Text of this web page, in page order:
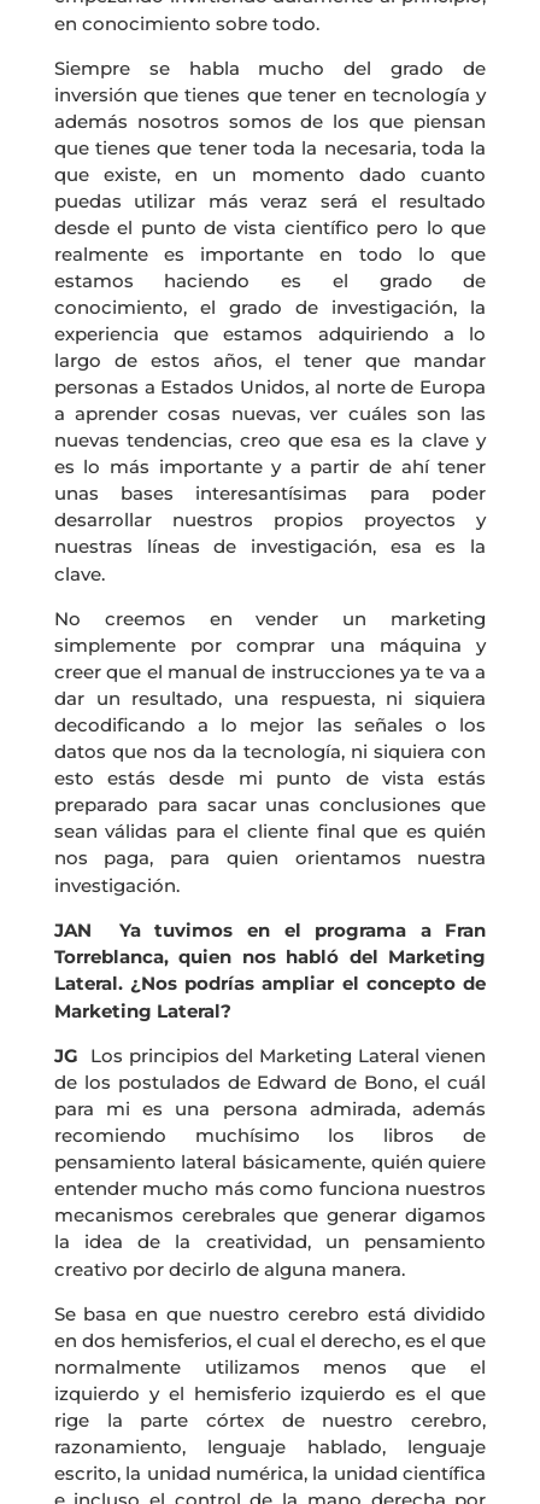
en conocimiento sobre todo.
Siempre se habla mucho del grado de
inversión que tienes que tener en tecnología y
además nosotros somos de los que piensan
que tienes que tener toda la necesaria, toda la
que existe, en un momento dado cuanto
puedas utilizar más veraz será el resultado
desde el punto de vista científico pero lo que
realmente es importante en todo lo que
estamos haciendo es el grado de
conocimiento, el grado de investigación, la
experiencia que estamos adquiriendo a lo
largo de estos años, el tener que mandar
personas a Estados Unidos, al norte de Europa
a aprender cosas nuevas, ver cuáles son las
nuevas tendencias, creo que esa es la clave y
es lo más importante y a partir de ahí tener
unas bases interesantísimas para poder
desarrollar nuestros propios proyectos y
nuestras líneas de investigación, esa es la
clave.
No creemos en vender un marketing
simplemente por comprar una máquina y
creer que el manual de instrucciones ya te va a
dar un resultado, una respuesta, ni siquiera
decodificando a lo mejor las señales o los
datos que nos da la tecnología, ni siquiera con
esto estás desde mi punto de vista estás
preparado para sacar unas conclusiones que
sean válidas para el cliente final que es quién
nos paga, para quien orientamos nuestra
investigación.
JAN Ya tuvimos en el programa a Fran
Torreblanca, quien nos habló del Marketing
Lateral. ¿Nos podrías ampliar el concepto de
Marketing Lateral?
JG Los principios del Marketing Lateral vienen
de los postulados de Edward de Bono, el cuál
para mi es una persona admirada, además
recomiendo muchísimo los libros de
pensamiento lateral básicamente, quién quiere
entender mucho más como funciona nuestros
mecanismos cerebrales que generar digamos
la idea de la creatividad, un pensamiento
creativo por decirlo de alguna manera.
Se basa en que nuestro cerebro está dividido
en dos hemisferios, el cual el derecho, es el que
normalmente utilizamos menos que el
izquierdo y el hemisferio izquierdo es el que
rige la parte córtex de nuestro cerebro,
razonamiento, lenguaje hablado, lenguaje
escrito, la unidad numérica, la unidad científica